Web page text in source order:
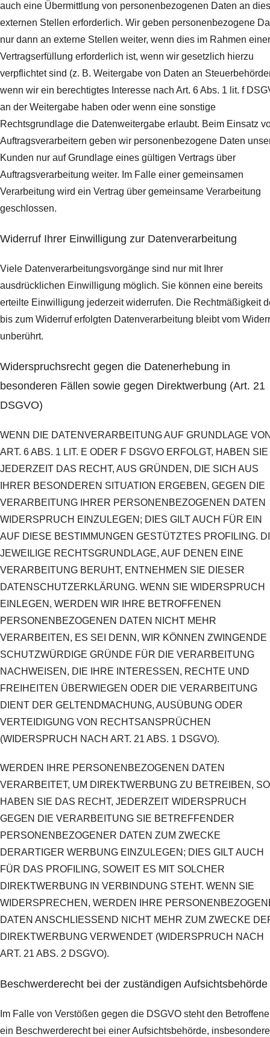
auch eine Übermittlung von personenbezogenen Daten an
externen Stellen erforderlich. Wir geben personenbezogene
nur dann an externe Stellen weiter, wenn dies im Rahmen einer
Vertragserfüllung erforderlich ist, wenn wir gesetzlich hierzu
verpflichtet sind (z. B. Weitergabe von Daten an
wenn wir ein berechtigtes Interesse nach Art. 6 Abs. 1 lit. f
an der Weitergabe haben oder wenn eine sonstige
Rechtsgrundlage die Datenweitergabe erlaubt. Beim Einsatz
Auftragsverarbeitern geben wir personenbezogene Daten
Kunden nur auf Grundlage eines gültigen Vertrags über
Auftragsverarbeitung weiter. Im Falle einer gemeinsamen
Verarbeitung wird ein Vertrag über gemeinsame Verarbeitung
geschlossen.
Widerruf Ihrer Einwilligung zur Datenverarbeitung
Viele Datenverarbeitungsvorgänge sind nur mit Ihrer
ausdrücklichen Einwilligung möglich. Sie können eine bereits
erteilte Einwilligung jederzeit widerrufen. Die Rechtmäßigkeit
bis zum Widerruf erfolgten Datenverarbeitung bleibt vom
unberührt.
Widerspruchsrecht gegen die Datenerhebung in
besonderen Fällen sowie gegen Direktwerbung (Art. 21
DSGVO)
WENN DIE DATENVERARBEITUNG AUF GRUNDLAGE
ART. 6 ABS. 1 LIT. E ODER F DSGVO ERFOLGT, HABEN SIE
JEDERZEIT DAS RECHT, AUS GRÜNDEN, DIE SICH AUS
IHRER BESONDEREN SITUATION ERGEBEN, GEGEN DIE
VERARBEITUNG IHRER PERSONENBEZOGENEN DATEN
WIDERSPRUCH EINZULEGEN; DIES GILT AUCH FÜR EIN
AUF DIESE BESTIMMUNGEN GESTÜTZTES PROFILING.
JEWEILIGE RECHTSGRUNDLAGE, AUF DENEN EINE
VERARBEITUNG BERUHT, ENTNEHMEN SIE DIESER
DATENSCHUTZERKLÄRUNG. WENN SIE WIDERSPRUCH
EINLEGEN, WERDEN WIR IHRE BETROFFENEN
PERSONENBEZOGENEN DATEN NICHT MEHR
VERARBEITEN, ES SEI DENN, WIR KÖNNEN ZWINGENDE
SCHUTZWÜRDIGE GRÜNDE FÜR DIE VERARBEITUNG
NACHWEISEN, DIE IHRE INTERESSEN, RECHTE UND
FREIHEITEN ÜBERWIEGEN ODER DIE VERARBEITUNG
DIENT DER GELTENDMACHUNG, AUSÜBUNG ODER
VERTEIDIGUNG VON RECHTSANSPRÜCHEN
(WIDERSPRUCH NACH ART. 21 ABS. 1 DSGVO).
WERDEN IHRE PERSONENBEZOGENEN DATEN
VERARBEITET, UM DIREKTWERBUNG ZU BETREIBEN, SO
HABEN SIE DAS RECHT, JEDERZEIT WIDERSPRUCH
GEGEN DIE VERARBEITUNG SIE BETREFFENDER
PERSONENBEZOGENER DATEN ZUM ZWECKE
DERARTIGER WERBUNG EINZULEGEN; DIES GILT AUCH
FÜR DAS PROFILING, SOWEIT ES MIT SOLCHER
DIREKTWERBUNG IN VERBINDUNG STEHT. WENN SIE
WIDERSPRECHEN, WERDEN IHRE
DATEN ANSCHLIESSEND NICHT MEHR ZUM ZWECKE
DIREKTWERBUNG VERWENDET (WIDERSPRUCH NACH
ART. 21 ABS. 2 DSGVO).
Beschwerde­recht bei der zuständigen Aufsichts­behörde
Im Falle von Verstößen gegen die DSGVO steht den
ein Beschwerderecht bei einer Aufsichtsbehörde,